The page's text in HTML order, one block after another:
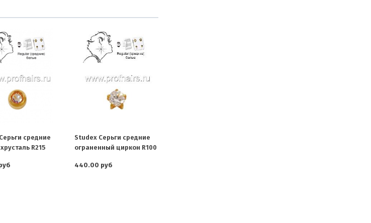
средние
R215
Studex Серьги средние
ограненный циркон R100
440.00 руб